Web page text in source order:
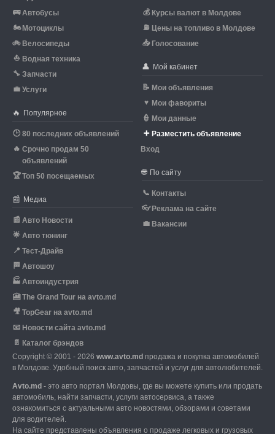
🚌 Автобусы
🏍 Мотоциклы
🚲 Велосипеды
⛵ Водная техника
🔧 Запчасти
💼 Услуги
🔥 Популярное
🕒 80 последних объявлений
🔥 Срочно продам 50
объявлений
🏆Топ 50 посещаемых
📰 Медиа
📰 Авто Новости
🌟 Авто тюнинг
📍 Тест-Драйв
🏁 Автошоу
🏭 Автоиндустрия
🎦 The Grand Tour на avto.md
🎥 TopGear на avto.md
📧 Новости сайта avto.md
📄 Каталог брэндов
💰 Курсы валют в Молдове
⛽ Цены на топливо в Молдове
📥 Голосование
👤 Мой кабинет
📝 Мои объявления
♥ Мои фавориты
👮 Мои данные
➕ Разместить объявление
Вход
🌐 По сайту
📞 Контакты
👓 Реклама на сайте
💼 Вакансии
Copyright © 2001 - 2026 www.avto.md продажа и покупка автомобилей
в Молдове. Удобный поиск авто, запчастей и услуг для автолюбителей.
Avto.md - это авто портал Молдовы, где вы можете купить или продать
автомобиль, найти запчасти, услуги автосервиса, а также
ознакомиться с актуальными авто новостями, обзорами и советами
для водителей.
На сайте представлены объявления о продаже легковых и грузовых